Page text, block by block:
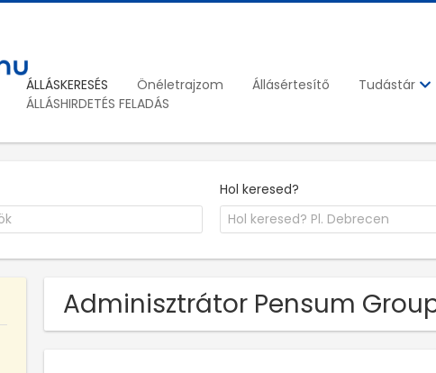
ÁLLÁSKERESÉS Önéletrajzom Állásértesítő Tudástár
ÁLLÁSHIRDETÉS FELADÁS
Hol keresed?
Adminisztrátor Pensum